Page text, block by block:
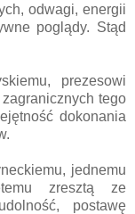
odwagi, energii
poglądy. Stąd
prezesowi
tego
dokonania
jednemu
zresztą ze
postawę